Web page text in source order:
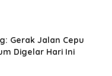
Gerak Jalan Cepu
Digelar Hari Ini